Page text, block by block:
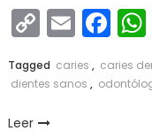
Copy
Link
Email
Tagged caries , caries
dientes sanos ,
Leer